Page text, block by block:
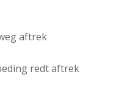
aftrek
redt aftrek